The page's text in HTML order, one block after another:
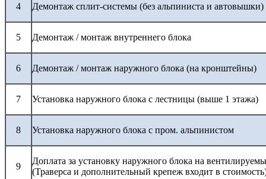
4 Демонтаж сплит-системы (без альпиниста и автовышки)
5 Демонтаж / монтаж внутреннего блока
6 Демонтаж / монтаж наружного блока (на кронштейны)
7 Установка наружного блока с лестницы (выше 1 этажа)
8 Установка наружного блока с пром. альпинистом
9
Доплата за установку наружного блока на
(Траверса и дополнительный крепеж входит в